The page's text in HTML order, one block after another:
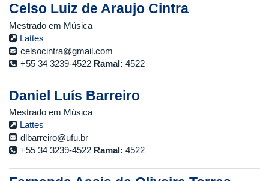
Celso Luiz de Araujo Cintra
Mestrado em Música
Lattes
celsocintra@gmail.com
+55 34 3239-4522 Ramal: 4522
Daniel Luís Barreiro
Mestrado em Música
Lattes
dlbarreiro@ufu.br
+55 34 3239-4522 Ramal: 4522